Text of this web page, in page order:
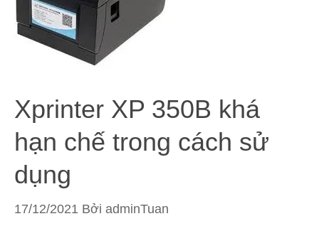
Xprinter XP 350B khá
hạn chế trong cách sử
dụng
17/12/2021 Bởi adminTuan